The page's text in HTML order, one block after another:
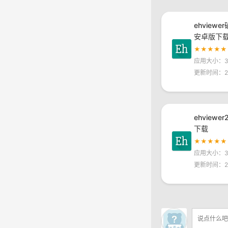
ehviewer
安卓版下
★★★★★
应用大小：
更新时间
下载
★★★★★
应用大小：
更新时间